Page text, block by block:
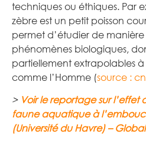
techniques ou éthiques. Par
zèbre est un petit poisson
permet d’étudier de
phénomènes biologiques,
partiellement extrapolables à
comme l’Homme (source :
> Voir le reportage sur l’effet
faune aquatique à
(Université du Havre) –